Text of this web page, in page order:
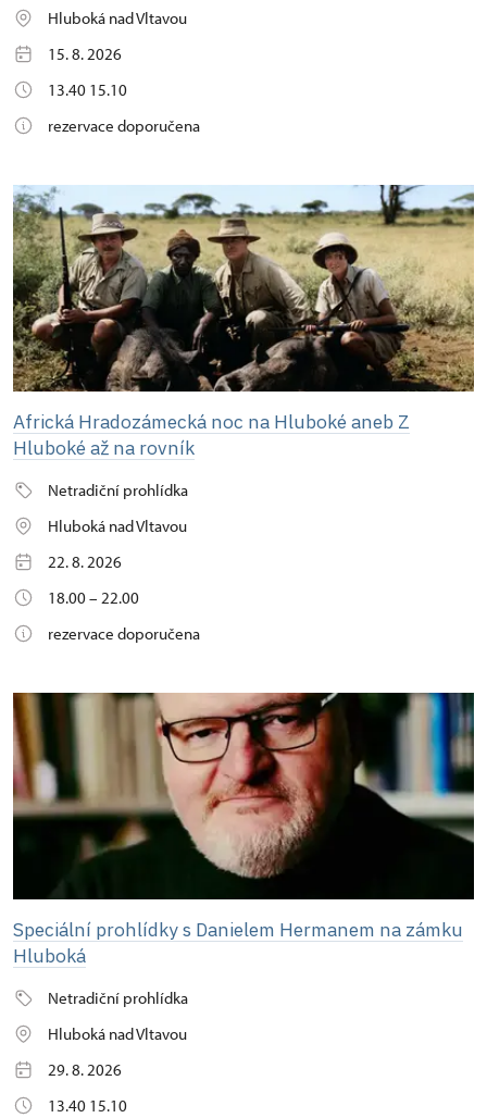
Hluboká nad Vltavou
15. 8. 2026
13.40 15.10
rezervace doporučena
Africká Hradozámecká noc na Hluboké aneb Z
Hluboké až na rovník
Netradiční prohlídka
Hluboká nad Vltavou
22. 8. 2026
18.00 – 22.00
rezervace doporučena
Speciální prohlídky s Danielem Hermanem na zámku
Hluboká
Netradiční prohlídka
Hluboká nad Vltavou
29. 8. 2026
13.40 15.10